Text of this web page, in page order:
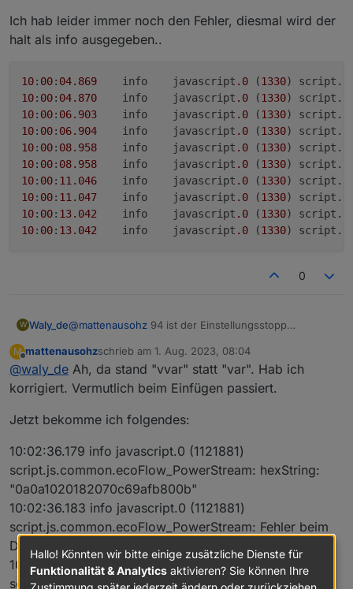
Ich hab leider immer noch den Fehler, diesmal wird der
halt als info ausgegeben..
10: 00: 04.869
	info	javascript
.0 (1330) script.
10: 00: 04.870
	info	javascript
.0 (1330) script.
10: 00: 06.903
	info	javascript
.0 (1330) script.
10: 00: 06.904
	info	javascript
.0 (1330) script.
10: 00: 08.958
	info	javascript
.0 (1330) script.
10: 00: 08.958
	info	javascript
.0 (1330) script.
10: 00: 11.046
	info	javascript
.0 (1330) script.
10: 00: 11.047
	info	javascript
.0 (1330) script.
10: 00: 13.042
	info	javascript
.0 (1330) script.
10: 00: 13.042
	info	javascript
.0 (1330) script.
0
W Waly_de@mattenausohz 94 ist der Einstellungsstopp
M
Offline
mattenausohzschrieb am 1. Aug. 2023, 08:04
zuletzt editiert von
@waly_de Ah, da stand "vvar" statt "var". Hab ich
korrigiert. Vermutlich beim Einfügen passiert.
Jetzt bekomme ich folgendes:
10:02:36.179 info javascript.0 (1121881)
script.js.common.ecoFlow_PowerStream: hexString:
"0a0a1020182070c69afb800b"
10:02:36.183 info javascript.0 (1121881)
script.js.common.ecoFlow_PowerStream: Fehler beim
Decodieren:Cannot convert undefined or null to object
10:02:36.183 info javascript.0 (1121881)
script.js.common.ecoFlow_PowerStream: hexString:
Hallo! Könnten wir bitte einige zusätzliche Dienste für
Funktionalität & Analytics aktivieren? Sie können Ihre